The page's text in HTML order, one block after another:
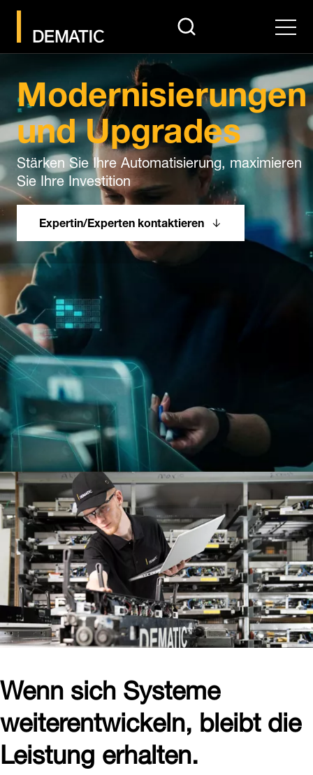
search Menu
Modernisierungen
und Upgrades
Stärken Sie Ihre Automatisierung, maximieren
Sie Ihre Investition
Expertin/Experten kontaktieren
Wenn sich Systeme
weiterentwickeln, bleibt die
Leistung erhalten.